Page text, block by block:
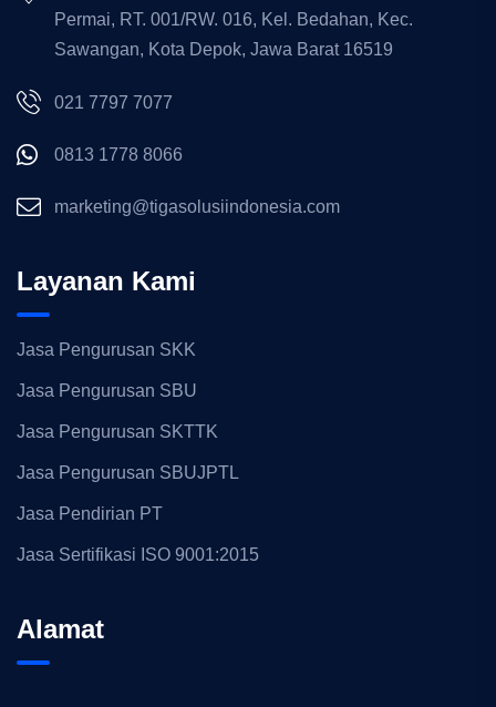
Permai, RT. 001/RW. 016, Kel. Bedahan, Kec.
Sawangan, Kota Depok, Jawa Barat 16519
021 7797 7077
0813 1778 8066
marketing@tigasolusiindonesia.com
Layanan Kami
Jasa Pengurusan SKK
Jasa Pengurusan SBU
Jasa Pengurusan SKTTK
Jasa Pengurusan SBUJPTL
Jasa Pendirian PT
Jasa Sertifikasi ISO 9001:2015
Alamat